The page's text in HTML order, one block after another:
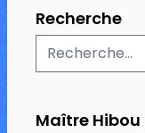
Recherche
Maître Hibou